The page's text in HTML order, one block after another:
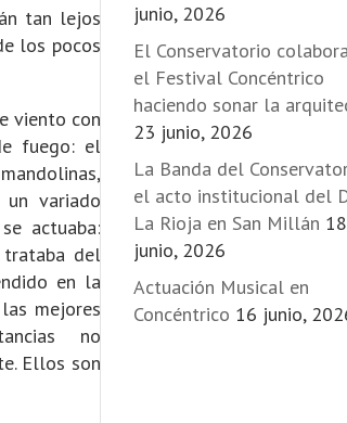
tan lejos
los pocos
viento con
fuego: el
variado
actuaba:
trataba del
en la
mejores
no
Ellos son
junio, 2026
El Conservatorio
el Festival Concéntrico
haciendo sonar la
23 junio, 2026
La Banda del
el acto institucional del
La Rioja en San Millán 18
junio, 2026
Actuación Musical en
Concéntrico 16 junio,